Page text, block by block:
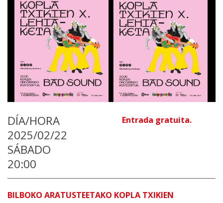
DÍA/HORA
2025/02/22
SÁBADO
20:00
Entrada gratuita.
BILBOKO ARATUSTEETAKO KOPLA TXIKIEN